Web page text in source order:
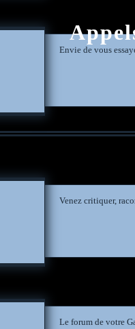
Envie de vous
Venez critiquer,
Le forum de votre